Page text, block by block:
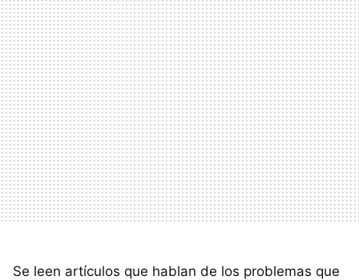
Se leen artículos que hablan de los problemas que